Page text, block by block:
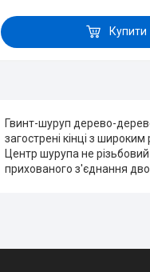
Купити
Гвинт-шуруп дерево-
загострені кінці з
Центр шурупа не
прихованого з'єднання